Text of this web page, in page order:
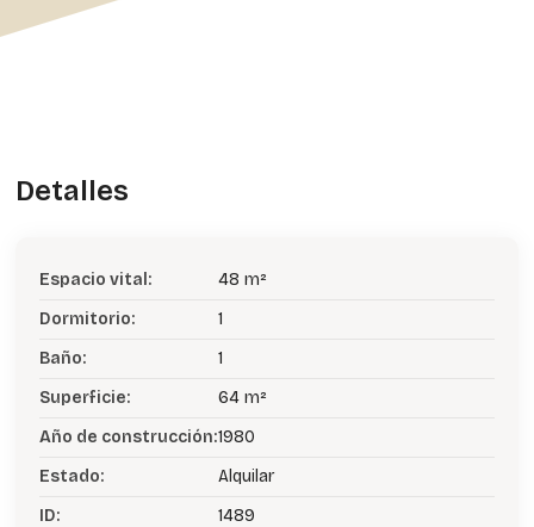
Detalles
Espacio vital:
48 m²
Dormitorio:
1
Baño:
1
Superficie:
64 m²
Año de construcción:1980
Estado:
Alquilar
ID:
1489